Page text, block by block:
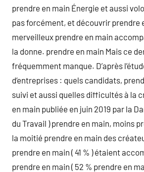
prendre en main Énergie et aussi
pas forcément, et découvrir prendre
merveilleux prendre en main
la donne. prendre en main Mais ce
fréquemment manque. D’après
d’entreprises : quels candidats,
suivi et aussi quelles difficultés à la
en main publiée en juin 2019 par la
du Travail ) prendre en main, moins
la moitié prendre en main des
prendre en main ( 41 % ) étaient
prendre en main ( 52 % prendre en